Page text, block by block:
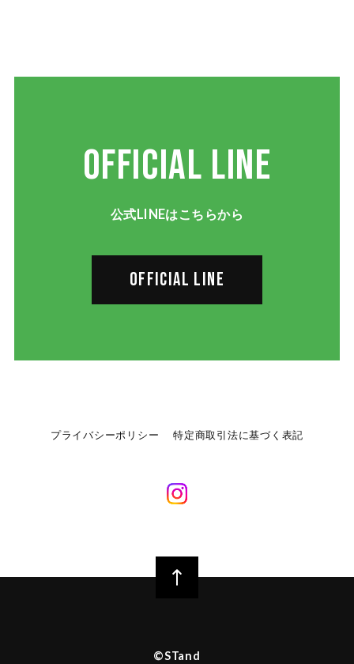
OFFICIAL LINE
公式LINEはこちらから
OFFICIAL LINE
プライバシーポリシー 特定商取引法に基づく表記
©︎STand